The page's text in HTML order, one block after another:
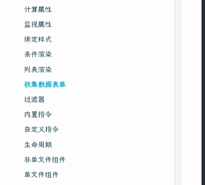
计算属性
监视属性
绑定样式
条件渲染
列表渲染
收集数据表单
过滤器
内置指令
自定义指令
生命周期
非单文件组件
单文件组件